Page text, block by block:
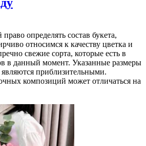
определять состав букета,
относимся к качеству цветка и
свежие сорта, которые есть в
в данный момент. Указанные размеры
приблизительными.
композиций может отличаться на